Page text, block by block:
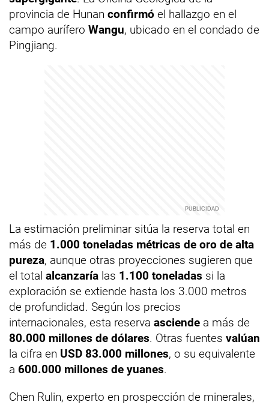
provincia de Hunan confirmó el hallazgo en el
campo aurífero Wangu, ubicado en el condado de
Pingjiang.
La estimación preliminar sitúa la reserva total en
más de 1.000 toneladas métricas de oro de alta
pureza, aunque otras proyecciones sugieren que
el total alcanzaría las 1.100 toneladas si la
exploración se extiende hasta los 3.000 metros
de profundidad. Según los precios
internacionales, esta reserva asciende a más de
80.000 millones de dólares. Otras fuentes valúan
la cifra en USD 83.000 millones, o su equivalente
a 600.000 millones de yuanes.
Chen Rulin, experto en prospección de minerales,